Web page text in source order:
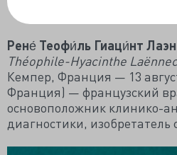
Рене́ Теофи́ль Гиаци́нт
Théophile-Hyacinthe Laënnec
Кемпер, Франция — 13
Франция) — французский
основоположник клинико-
диагностики, изобретатель